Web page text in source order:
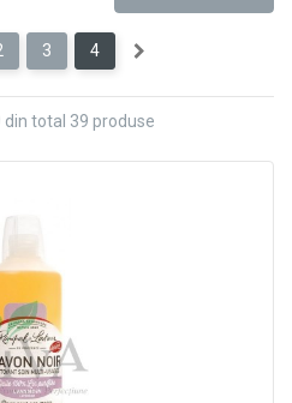
3 4
din total 39 produse